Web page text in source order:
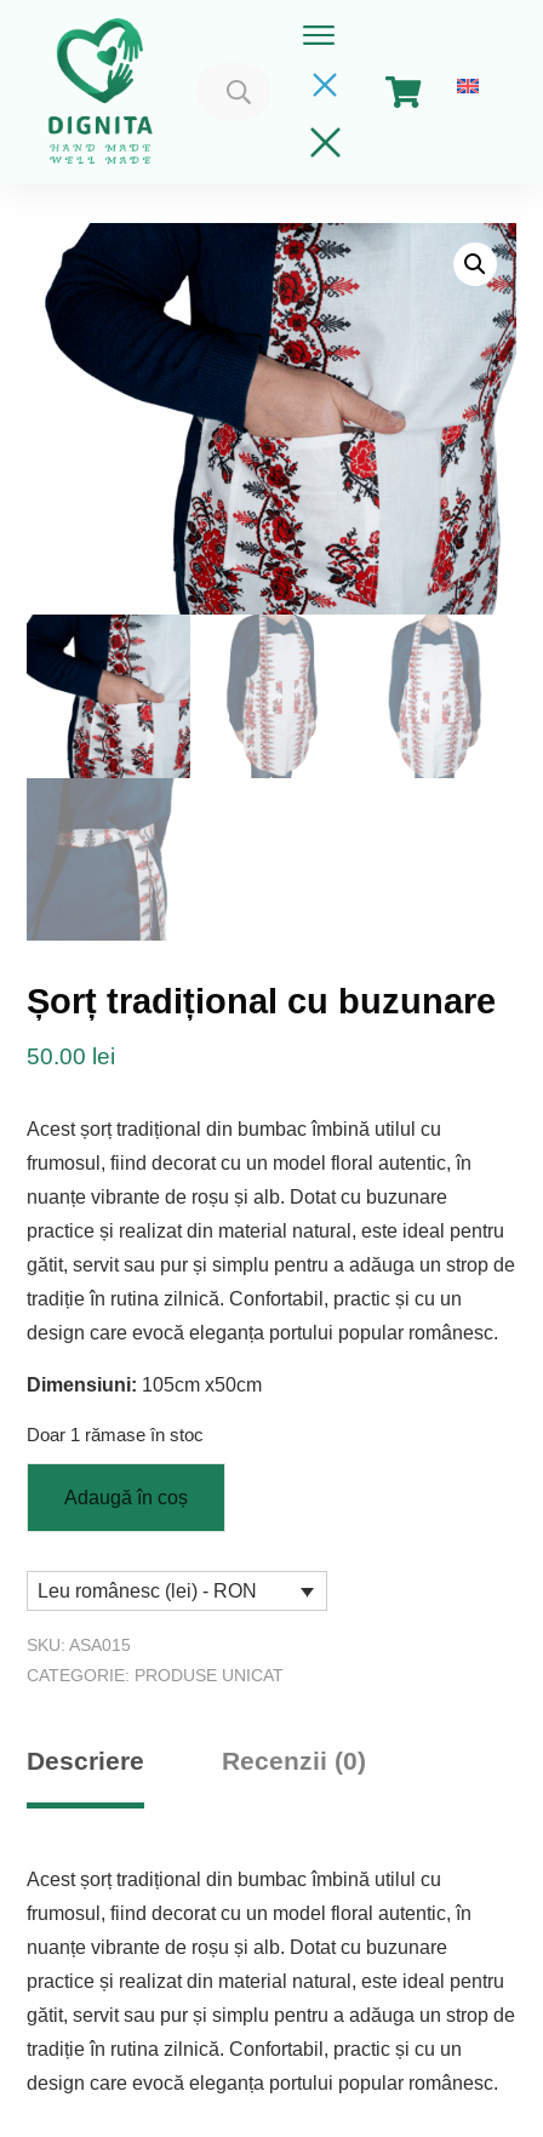
Caută
după:
Home
Coșul meu
Implica-te
Despre Noi
Șorț tradițional cu buzunare
50.00 lei
Acest șorț tradițional din bumbac îmbină utilul cu
frumosul, fiind decorat cu un model floral autentic, în
nuanțe vibrante de roșu și alb. Dotat cu buzunare
practice și realizat din material natural, este ideal pentru
gătit, servit sau pur și simplu pentru a adăuga un strop de
tradiție în rutina zilnică. Confortabil, practic și cu un
design care evocă eleganța portului popular românesc.
Dimensiuni: 105cm x50cm
Doar 1 rămase în stoc
Adaugă în coș
Leu românesc (lei) - RON
SKU: ASA015
CATEGORIE: PRODUSE UNICAT
Descriere Recenzii (0)
Acest șorț tradițional din bumbac îmbină utilul cu
frumosul, fiind decorat cu un model floral autentic, în
nuanțe vibrante de roșu și alb. Dotat cu buzunare
practice și realizat din material natural, este ideal pentru
gătit, servit sau pur și simplu pentru a adăuga un strop de
tradiție în rutina zilnică. Confortabil, practic și cu un
design care evocă eleganța portului popular românesc.